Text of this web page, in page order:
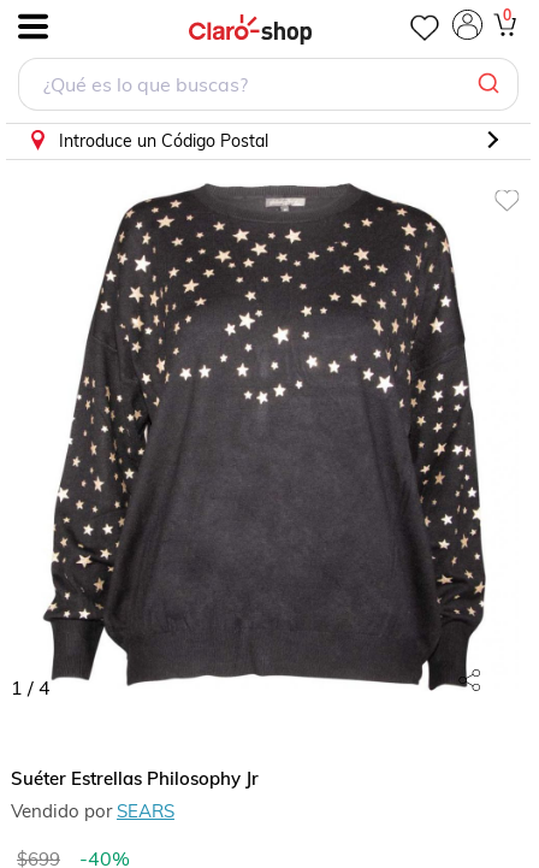
0
Introduce un Código Postal
1 / 4
Suéter Estrellas Philosophy Jr
Vendido por SEARS
$699 -40%
Suéter Estrellas Philosophy Jr